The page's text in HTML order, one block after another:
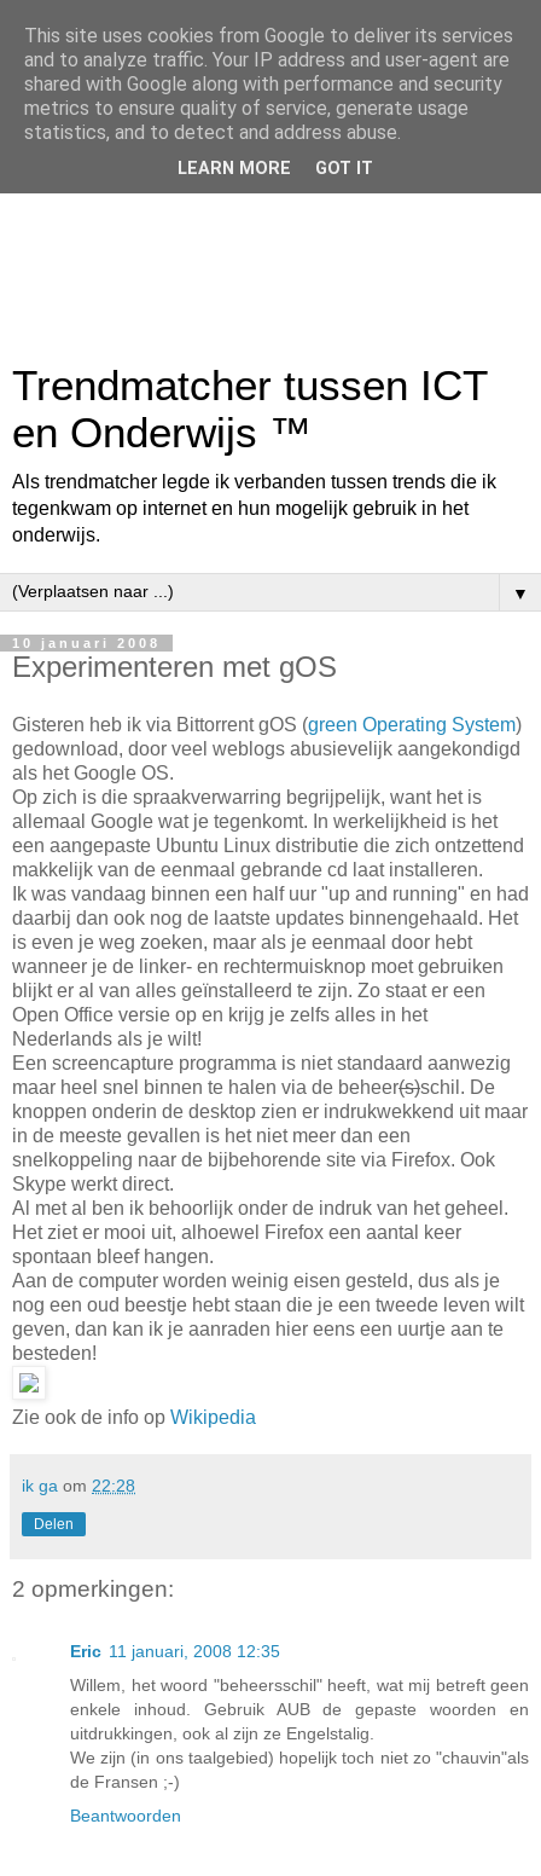
Trendmatcher tussen ICT
en Onderwijs ™
Als trendmatcher legde ik verbanden tussen trends die ik
tegenkwam op internet en hun mogelijk gebruik in het
onderwijs.
▼
10 januari 2008
Experimenteren met gOS
Gisteren heb ik via Bittorrent gOS (green Operating System)
gedownload, door veel weblogs abusievelijk aangekondigd
als het Google OS.
Op zich is die spraakverwarring begrijpelijk, want het is
allemaal Google wat je tegenkomt. In werkelijkheid is het
een aangepaste Ubuntu Linux distributie die zich ontzettend
makkelijk van de eenmaal gebrande cd laat installeren.
Ik was vandaag binnen een half uur "up and running" en had
daarbij dan ook nog de laatste updates binnengehaald. Het
is even je weg zoeken, maar als je eenmaal door hebt
wanneer je de linker- en rechtermuisknop moet gebruiken
blijkt er al van alles geïnstalleerd te zijn. Zo staat er een
Open Office versie op en krijg je zelfs alles in het
Nederlands als je wilt!
Een screencapture programma is niet standaard aanwezig
maar heel snel binnen te halen via de beheer(s)schil. De
knoppen onderin de desktop zien er indrukwekkend uit maar
in de meeste gevallen is het niet meer dan een
snelkoppeling naar de bijbehorende site via Firefox. Ook
Skype werkt direct.
Al met al ben ik behoorlijk onder de indruk van het geheel.
Het ziet er mooi uit, alhoewel Firefox een aantal keer
spontaan bleef hangen.
Aan de computer worden weinig eisen gesteld, dus als je
nog een oud beestje hebt staan die je een tweede leven wilt
geven, dan kan ik je aanraden hier eens een uurtje aan te
besteden!
Zie ook de info op Wikipedia
ik ga om 22:28
Delen
2 opmerkingen:
Eric 11 januari, 2008 12:35
Willem, het woord "beheersschil" heeft, wat mij betreft geen
enkele inhoud. Gebruik AUB de gepaste woorden en
uitdrukkingen, ook al zijn ze Engelstalig.
We zijn (in ons taalgebied) hopelijk toch niet zo "chauvin"als
de Fransen ;-)
Beantwoorden
This site uses cookies from Google to deliver its services
and to analyze traffic. Your IP address and user-agent are
shared with Google along with performance and security
metrics to ensure quality of service, generate usage
statistics, and to detect and address abuse.
LEARN MORE GOT IT